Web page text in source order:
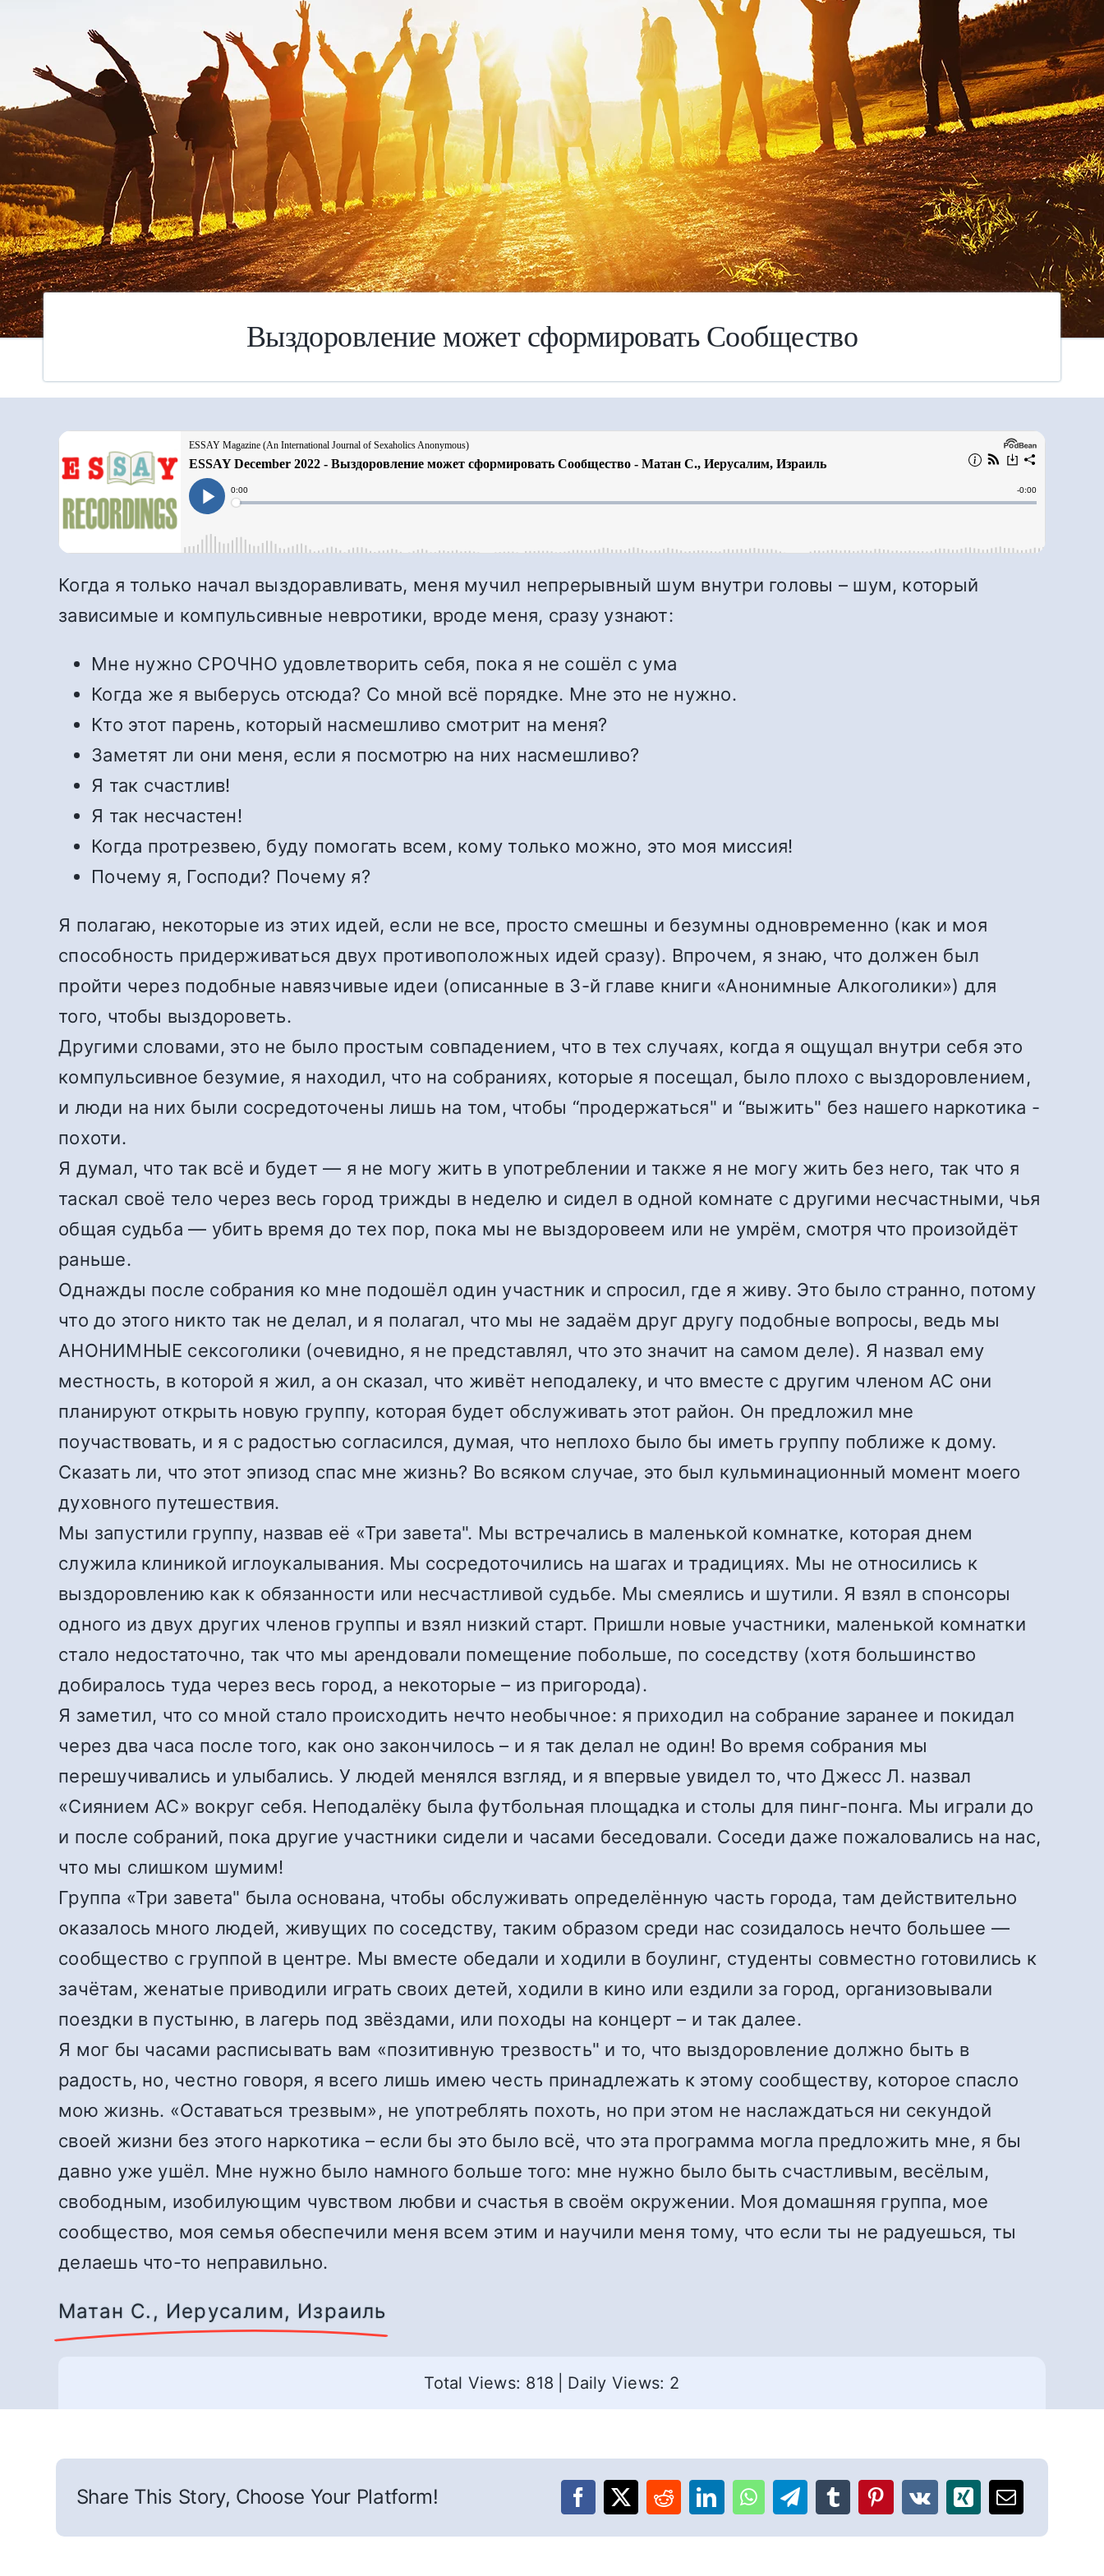
Выздоровление может сформировать Сообщество
Когда я только начал выздоравливать, меня мучил непрерывный шум внутри головы – шум, который
зависимые и компульсивные невротики, вроде меня, сразу узнают:
Мне нужно СРОЧНО удовлетворить себя, пока я не сошёл с ума
Когда же я выберусь отсюда? Со мной всё порядке. Мне это не нужно.
Кто этот парень, который насмешливо смотрит на меня?
Заметят ли они меня, если я посмотрю на них насмешливо?
Я так счастлив!
Я так несчастен!
Когда протрезвею, буду помогать всем, кому только можно, это моя миссия!
Почему я, Господи? Почему я?
Я полагаю, некоторые из этих идей, если не все, просто смешны и безумны одновременно (как и моя
способность придерживаться двух противоположных идей сразу). Впрочем, я знаю, что должен был
пройти через подобные навязчивые идеи (описанные в 3-й главе книги «Анонимные Алкоголики») для
того, чтобы выздороветь.
Другими словами, это не было простым совпадением, что в тех случаях, когда я ощущал внутри себя это
компульсивное безумие, я находил, что на собраниях, которые я посещал, было плохо с выздоровлением,
и люди на них были сосредоточены лишь на том, чтобы “продержаться" и “выжить" без нашего наркотика -
похоти.
Я думал, что так всё и будет — я не могу жить в употреблении и также я не могу жить без него, так что я
таскал своё тело через весь город трижды в неделю и сидел в одной комнате с другими несчастными, чья
общая судьба — убить время до тех пор, пока мы не выздоровеем или не умрём, смотря что произойдёт
раньше.
Однажды после собрания ко мне подошёл один участник и спросил, где я живу. Это было странно, потому
что до этого никто так не делал, и я полагал, что мы не задаём друг другу подобные вопросы, ведь мы
АНОНИМНЫЕ сексоголики (очевидно, я не представлял, что это значит на самом деле). Я назвал ему
местность, в которой я жил, а он сказал, что живёт неподалеку, и что вместе с другим членом АС они
планируют открыть новую группу, которая будет обслуживать этот район. Он предложил мне
поучаствовать, и я с радостью согласился, думая, что неплохо было бы иметь группу поближе к дому.
Сказать ли, что этот эпизод спас мне жизнь? Во всяком случае, это был кульминационный момент моего
духовного путешествия.
Мы запустили группу, назвав её «Три завета". Мы встречались в маленькой комнатке, которая днем
служила клиникой иглоукалывания. Мы сосредоточились на шагах и традициях. Мы не относились к
выздоровлению как к обязанности или несчастливой судьбе. Мы смеялись и шутили. Я взял в спонсоры
одного из двух других членов группы и взял низкий старт. Пришли новые участники, маленькой комнатки
стало недостаточно, так что мы арендовали помещение побольше, по соседству (хотя большинство
добиралось туда через весь город, а некоторые – из пригорода).
Я заметил, что со мной стало происходить нечто необычное: я приходил на собрание заранее и покидал
через два часа после того, как оно закончилось – и я так делал не один! Во время собрания мы
перешучивались и улыбались. У людей менялся взгляд, и я впервые увидел то, что Джесс Л. назвал
«Сиянием АС» вокруг себя. Неподалёку была футбольная площадка и столы для пинг-понга. Мы играли до
и после собраний, пока другие участники сидели и часами беседовали. Соседи даже пожаловались на нас,
что мы слишком шумим!
Группа «Три завета" была основана, чтобы обслуживать определённую часть города, там действительно
оказалось много людей, живущих по соседству, таким образом среди нас созидалось нечто большее —
сообщество с группой в центре. Мы вместе обедали и ходили в боулинг, студенты совместно готовились к
зачётам, женатые приводили играть своих детей, ходили в кино или ездили за город, организовывали
поездки в пустыню, в лагерь под звёздами, или походы на концерт – и так далее.
Я мог бы часами расписывать вам «позитивную трезвость" и то, что выздоровление должно быть в
радость, но, честно говоря, я всего лишь имею честь принадлежать к этому сообществу, которое спасло
мою жизнь. «Оставаться трезвым», не употреблять похоть, но при этом не наслаждаться ни секундой
своей жизни без этого наркотика – если бы это было всё, что эта программа могла предложить мне, я бы
давно уже ушёл. Мне нужно было намного больше того: мне нужно было быть счастливым, весёлым,
свободным, изобилующим чувством любви и счастья в своём окружении. Моя домашняя группа, мое
сообщество, моя семья обеспечили меня всем этим и научили меня тому, что если ты не радуешься, ты
делаешь что-то неправильно.
Матан С., Иерусалим, Израиль
Total Views: 818 Daily Views: 2
Share This Story, Choose Your Platform!